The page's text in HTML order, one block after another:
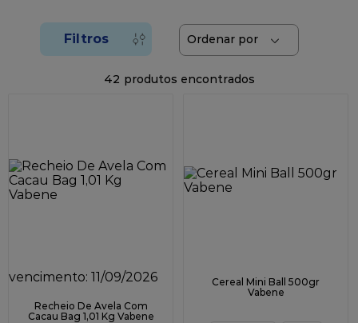
42
vencimento: 11/09/2026
Recheio De Avela Com
Cacau Bag 1,01 Kg Vabene
Cereal Mini Ball 500gr
Vabene
top harald
bala
9º
caixa kraft
10º chocolate